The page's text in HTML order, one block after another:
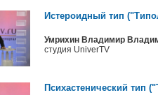
Истероидный тип
Умрихин Владимир
студия UniverTV
Психастенический тип